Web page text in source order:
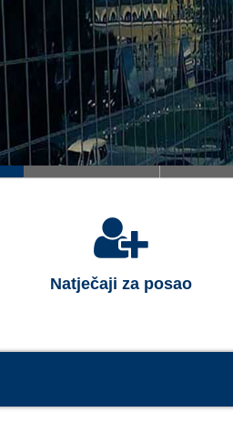
Natječaji za posao